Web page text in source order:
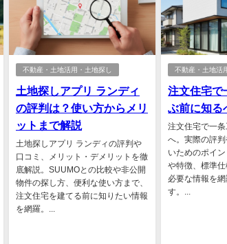
不動産・土地活用・土地探し
土地探しアプリ ランディ
の評判は？使い方からメリ
ットまで解説
土地探しアプリ ランディの評判や
口コミ、メリット・デメリットを徹
底解説。SUUMOとの比較や非公開
物件の探し方、便利な使い方まで、
注文住宅を建てる前に知りたい情報
を網羅。...
不動産・土地活
注文住宅で
ぶ前に知る
注文住宅で一
へ。実際の評
いためのポイ
や特徴、標準
必要な情報を
す。...